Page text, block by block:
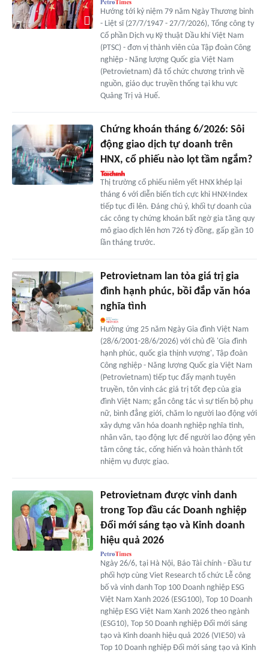
Hướng tới kỷ niệm 79 năm Ngày Thương binh
- Liệt sĩ (27/7/1947 - 27/7/2026), Tổng công ty
Cổ phần Dịch vụ Kỹ thuật Dầu khí Việt Nam
(PTSC) - đơn vị thành viên của Tập đoàn Công
nghiệp - Năng lượng Quốc gia Việt Nam
(Petrovietnam) đã tổ chức chương trình về
nguồn, giáo dục truyền thống tại khu vực
Quảng Trị và Huế.
Chứng khoán tháng 6/2026: Sôi
động giao dịch tự doanh trên
HNX, cổ phiếu nào lọt tầm ngắm?
Thị trường cổ phiếu niêm yết HNX khép lại
tháng 6 với diễn biến tích cực khi HNX-Index
tiếp tục đi lên. Đáng chú ý, khối tự doanh của
các công ty chứng khoán bất ngờ gia tăng quy
mô giao dịch lên hơn 726 tỷ đồng, gấp gần 10
lần tháng trước.
Petrovietnam lan tỏa giá trị gia
đình hạnh phúc, bồi đắp văn hóa
nghĩa tình
Hưởng ứng 25 năm Ngày Gia đình Việt Nam
(28/6/2001-28/6/2026) với chủ đề 'Gia đình
hạnh phúc, quốc gia thịnh vượng', Tập đoàn
Công nghiệp - Năng lượng Quốc gia Việt Nam
(Petrovietnam) tiếp tục đẩy mạnh tuyên
truyền, tôn vinh các giá trị tốt đẹp của gia
đình Việt Nam; gắn công tác vì sự tiến bộ phụ
nữ, bình đẳng giới, chăm lo người lao động với
xây dựng văn hóa doanh nghiệp nghĩa tình,
nhân văn, tạo động lực để người lao động yên
tâm công tác, cống hiến và hoàn thành tốt
nhiệm vụ được giao.
Petrovietnam được vinh danh
trong Top đầu các Doanh nghiệp
Đổi mới sáng tạo và Kinh doanh
hiệu quả 2026
Ngày 26/6, tại Hà Nội, Báo Tài chính - Đầu tư
phối hợp cùng Viet Research tổ chức Lễ công
bố và vinh danh Top 100 Doanh nghiệp ESG
Việt Nam Xanh 2026 (ESG100), Top 10 Doanh
nghiệp ESG Việt Nam Xanh 2026 theo ngành
(ESG10), Top 50 Doanh nghiệp Đổi mới sáng
tạo và Kinh doanh hiệu quả 2026 (VIE50) và
Top 10 Doanh nghiệp Đổi mới sáng tạo và Kinh